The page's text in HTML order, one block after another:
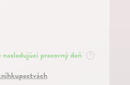
pracovný deň ?